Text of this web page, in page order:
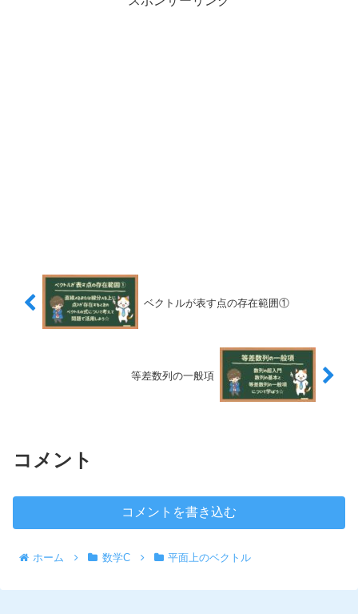
ベクトルが表す点の存在範囲①
等差数列の一般項
コメント
コメントを書き込む
ホーム 数学C 平面上のベクトル